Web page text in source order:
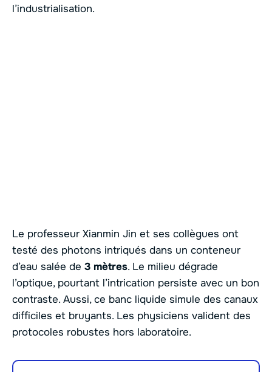
l’industrialisation.
Le professeur Xianmin Jin et ses collègues ont
testé des photons intriqués dans un conteneur
d’eau salée de 3 mètres. Le milieu dégrade
l’optique, pourtant l’intrication persiste avec un bon
contraste. Aussi, ce banc liquide simule des canaux
difficiles et bruyants. Les physiciens valident des
protocoles robustes hors laboratoire.